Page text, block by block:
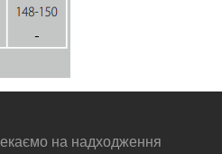
на надходження